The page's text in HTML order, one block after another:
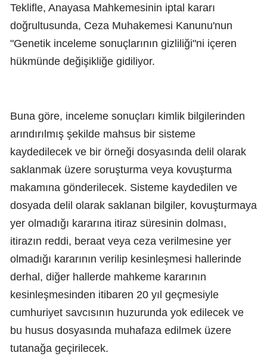
Teklifle, Anayasa Mahkemesinin iptal kararı
doğrultusunda, Ceza Muhakemesi Kanunu'nun
"Genetik inceleme sonuçlarının gizliliği"ni içeren
hükmünde değişikliğe gidiliyor.
Buna göre, inceleme sonuçları kimlik bilgilerinden
arındırılmış şekilde mahsus bir sisteme
kaydedilecek ve bir örneği dosyasında delil olarak
saklanmak üzere soruşturma veya kovuşturma
makamına gönderilecek. Sisteme kaydedilen ve
dosyada delil olarak saklanan bilgiler, kovuşturmaya
yer olmadığı kararına itiraz süresinin dolması,
itirazın reddi, beraat veya ceza verilmesine yer
olmadığı kararının verilip kesinleşmesi hallerinde
derhal, diğer hallerde mahkeme kararının
kesinleşmesinden itibaren 20 yıl geçmesiyle
cumhuriyet savcısının huzurunda yok edilecek ve
bu husus dosyasında muhafaza edilmek üzere
tutanağa geçirilecek.